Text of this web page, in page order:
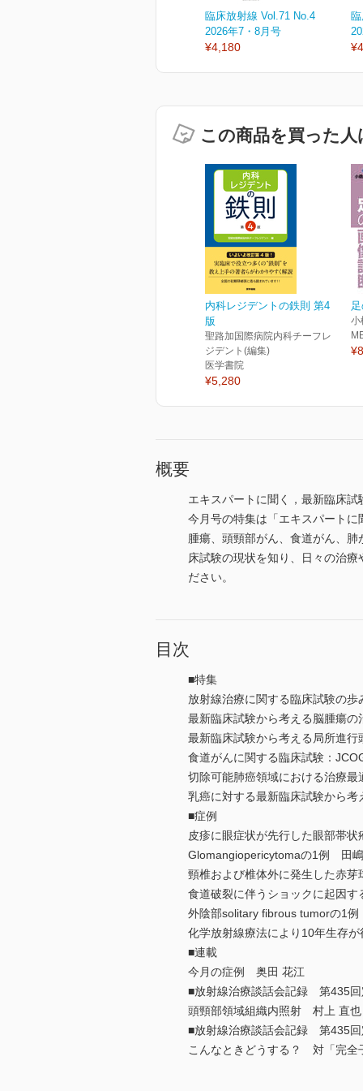
臨床放射線 Vol.71 No.4
2026年7・8月号
¥4,180
この商品を買った
内科レジデントの鉄則 第4
版
聖路加国際病院内科チーフレ
ジデント(編集)
医学書院
¥5,280
小
概要
エキスパートに聞く，最新臨床
今月号の特集は「エキスパート
腫瘍、頭頸部がん、食道がん、
床試験の現状を知り、日々の治
ださい。
目次
■特集
放射線治療に関する臨床試験の
最新臨床試験から考える脳腫瘍
最新臨床試験から考える局所進
食道がんに関する臨床試験：
切除可能肺癌領域における治療
乳癌に対する最新臨床試験から
■症例
皮疹に眼症状が先行した眼部帯
Glomangiopericytomaの1例 田
頸椎および椎体外に発生した赤
食道破裂に伴うショックに起因
外陰部solitary fibrous tumorの1
化学放射線療法により10年生存
■連載
今月の症例 奥田 花江
■放射線治療談話会記録 第435回
頭頸部領域組織内照射 村上 直也
■放射線治療談話会記録 第435回
こんなときどうする？ 対「完